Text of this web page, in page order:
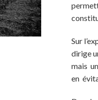
Sur
dirige
mais
en